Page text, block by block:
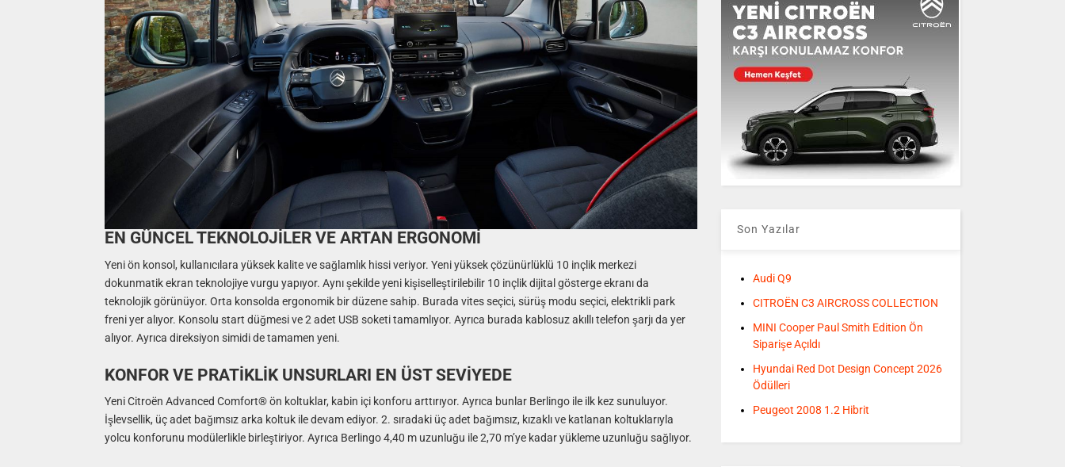
EN GÜNCEL TEKNOLOJİLER VE ARTAN ERGONOMİ
Yeni ön konsol, kullanıcılara yüksek kalite ve sağlamlık hissi veriyor. Yeni yüksek çözünürlüklü 10 inçlik merkezi
dokunmatik ekran teknolojiye vurgu yapıyor. Aynı şekilde yeni kişiselleştirilebilir 10 inçlik dijital gösterge ekranı da
teknolojik görünüyor. Orta konsolda ergonomik bir düzene sahip. Burada vites seçici, sürüş modu seçici, elektrikli park
freni yer alıyor. Konsolu start düğmesi ve 2 adet USB soketi tamamlıyor. Ayrıca burada kablosuz akıllı telefon şarjı da yer
alıyor. Ayrıca direksiyon simidi de tamamen yeni.
KONFOR VE PRATİKLİK UNSURLARI EN ÜST SEVİYEDE
Yeni Citroën Advanced Comfort® ön koltuklar, kabin içi konforu arttırıyor. Ayrıca bunlar Berlingo ile ilk kez sunuluyor.
İşlevsellik, üç adet bağımsız arka koltuk ile devam ediyor. 2. sıradaki üç adet bağımsız, kızaklı ve katlanan koltuklarıyla
yolcu konforunu modülerlikle birleştiriyor. Ayrıca Berlingo 4,40 m uzunluğu ile 2,70 m’ye kadar yükleme uzunluğu sağlıyor.
Son Yazılar
Audi Q9
CITROËN C3 AIRCROSS COLLECTION
MINI Cooper Paul Smith Edition Ön
Siparişe Açıldı
Hyundai Red Dot Design Concept 2026
Ödülleri
Peugeot 2008 1.2 Hibrit